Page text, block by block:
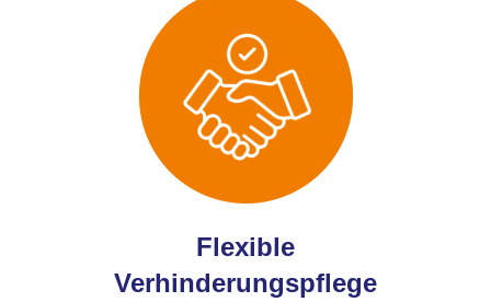
Flexible
Verhinderungspflege